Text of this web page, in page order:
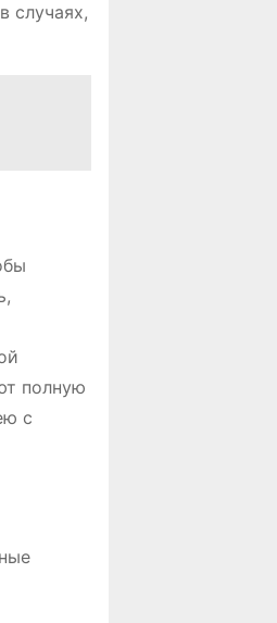
случаях,
полную
с